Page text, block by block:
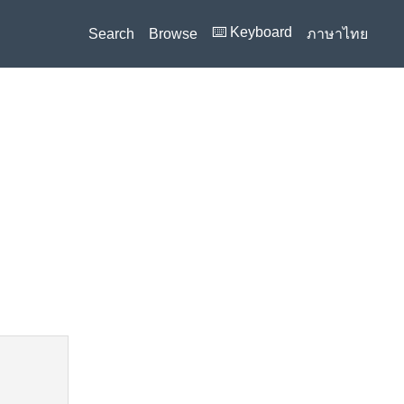
Search Browse ⌨️ Keyboard ภาษาไทย